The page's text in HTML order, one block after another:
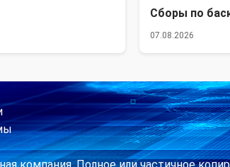
Сборы по
07.08.2026